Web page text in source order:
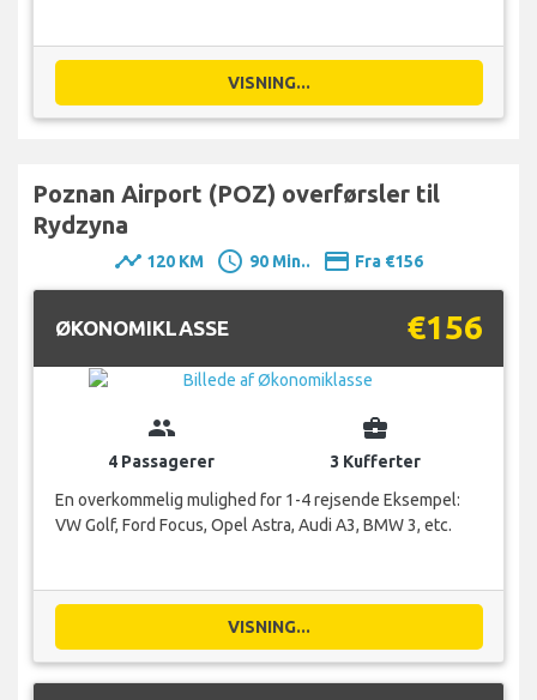
VISNING...
Poznan Airport (POZ) overførsler til
Rydzyna
timeline 120 KM schedule 90 Min.. payment Fra €156
ØKONOMIKLASSE €156
group
4 Passagerer
business_center
3 Kufferter
En overkommelig mulighed for 1-4 rejsende Eksempel:
VW Golf, Ford Focus, Opel Astra, Audi A3, BMW 3, etc.
VISNING...